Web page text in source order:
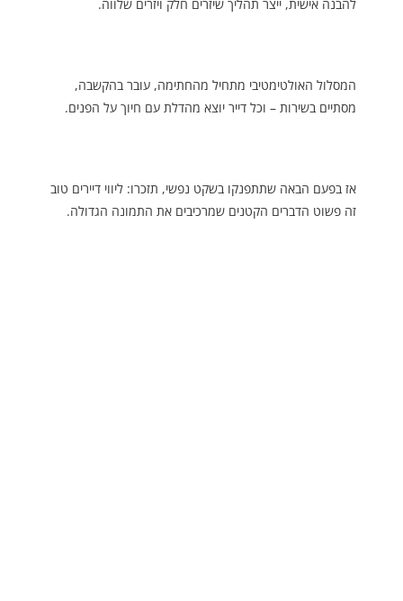
להבנה אישית, ייצר תהליך שיזרים חלק ויזרים שלווה.
המסלול האולטימטיבי מתחיל מהחתימה, עובר בהקשבה,
מסתיים בשירות – וכל דייר יוצא מהדלת עם חיוך על הפנים.
אז בפעם הבאה שתתפנקו בשקט נפשי, תזכרו: ליווי דיירים טוב
זה פשוט הדברים הקטנים שמרכיבים את התמונה הגדולה.